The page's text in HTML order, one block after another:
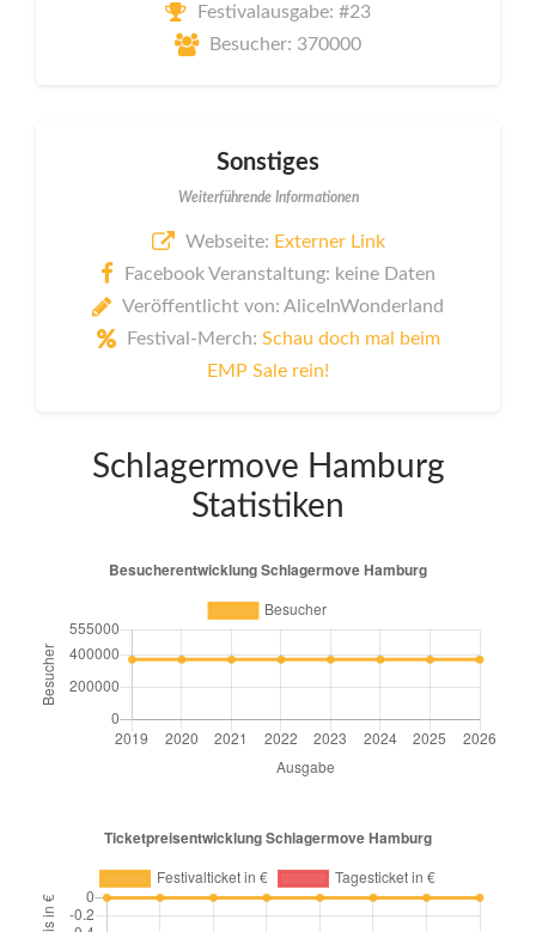
Festivalausgabe: #23
Besucher: 370000
Sonstiges
Weiterführende Informationen
Webseite: Externer Link
Facebook Veranstaltung: keine Daten
Veröffentlicht von: AliceInWonderland
Festival-Merch: Schau doch mal beim
EMP Sale rein!
Schlagermove Hamburg
Statistiken